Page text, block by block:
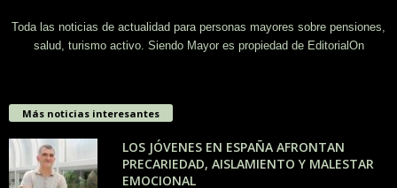
Toda las noticias de actualidad para personas mayores sobre pensiones,
salud, turismo activo. Siendo Mayor es propiedad de EditorialOn
Más noticias interesantes
LOS JÓVENES EN ESPAÑA AFRONTAN
PRECARIEDAD, AISLAMIENTO Y MALESTAR
EMOCIONAL